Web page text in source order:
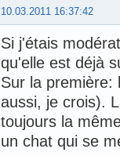
10.03.2011 16:37:42
Si j'étais
qu'elle est déjà
Sur la première:
aussi, je crois).
toujours la
un chat qui se